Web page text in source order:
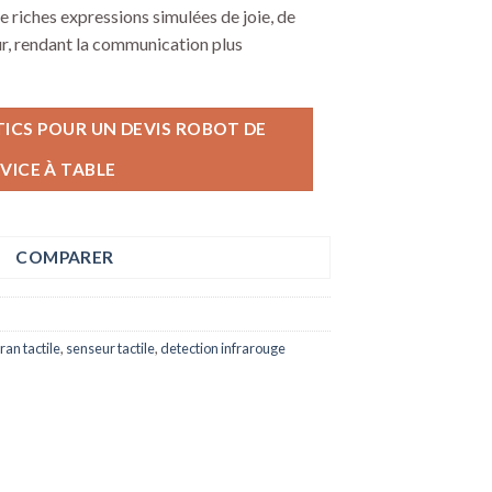
riches expressions simulées de joie, de
rendant la communication plus
POUR UN DEVIS ROBOT DE
À TABLE
COMPARER
tactile, senseur tactile,detection infrarouge